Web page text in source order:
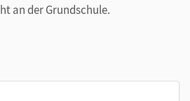
an der Grundschule.